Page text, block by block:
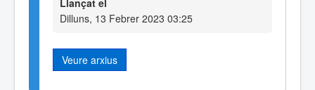
Llançat el
Dilluns, 13 Febrer 2023 03:25
Veure arxius